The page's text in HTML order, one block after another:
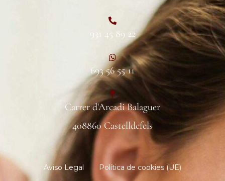
931 45 89 22
693 56 55 11
Carrer d'Arcadi Balaguer
408860 Castelldefels
Aviso Legal Política de cookies (UE)